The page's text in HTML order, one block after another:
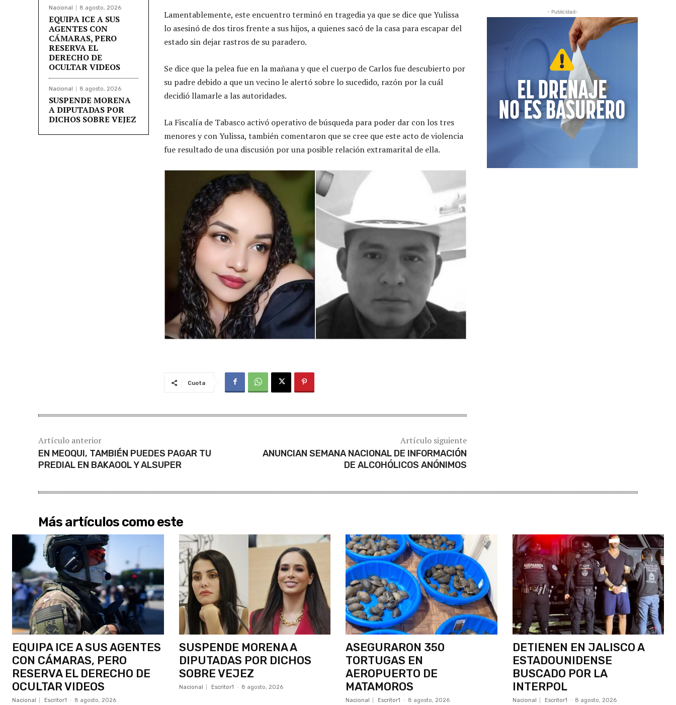
Nacional 8 agosto, 2026
EQUIPA ICE A SUS
AGENTES CON
CÁMARAS, PERO
RESERVA EL
DERECHO DE
OCULTAR VIDEOS
Nacional 8 agosto, 2026
SUSPENDE MORENA
A DIPUTADAS POR
DICHOS SOBRE VEJEZ
Lamentablemente, este encuentro terminó en tragedia ya que se dice que Yulissa
lo asesinó de dos tiros frente a sus hijos, a quienes sacó de la casa para escapar del
estado sin dejar rastros de su paradero.
Se dice que la pelea fue en la mañana y que el cuerpo de Carlos fue descubierto por
su padre debido a que un vecino le alertó sobre lo sucedido, razón por la cuál
decidió llamarle a las autoridades.
La Fiscalía de Tabasco activó operativo de búsqueda para poder dar con los tres
menores y con Yulissa, también comentaron que se cree que este acto de violencia
fue resultado de una discusión por una posible relación extramarital de ella.
Cuota
Artículo anterior
EN MEOQUI, TAMBIÉN PUEDES PAGAR TU
PREDIAL EN BAKAOOL Y ALSUPER
Artículo siguiente
ANUNCIAN SEMANA NACIONAL DE INFORMACIÓN
DE ALCOHÓLICOS ANÓNIMOS
- Publicidad-
Más artículos como este
EQUIPA ICE A SUS AGENTES
CON CÁMARAS, PERO
RESERVA EL DERECHO DE
OCULTAR VIDEOS
Nacional Escritor1 - 8 agosto, 2026
SUSPENDE MORENA A
DIPUTADAS POR DICHOS
SOBRE VEJEZ
Nacional Escritor1 - 8 agosto, 2026
ASEGURARON 350
TORTUGAS EN
AEROPUERTO DE
MATAMOROS
Nacional Escritor1 - 8 agosto, 2026
DETIENEN EN JALISCO A
ESTADOUNIDENSE
BUSCADO POR LA
INTERPOL
Nacional Escritor1 - 8 agosto, 2026